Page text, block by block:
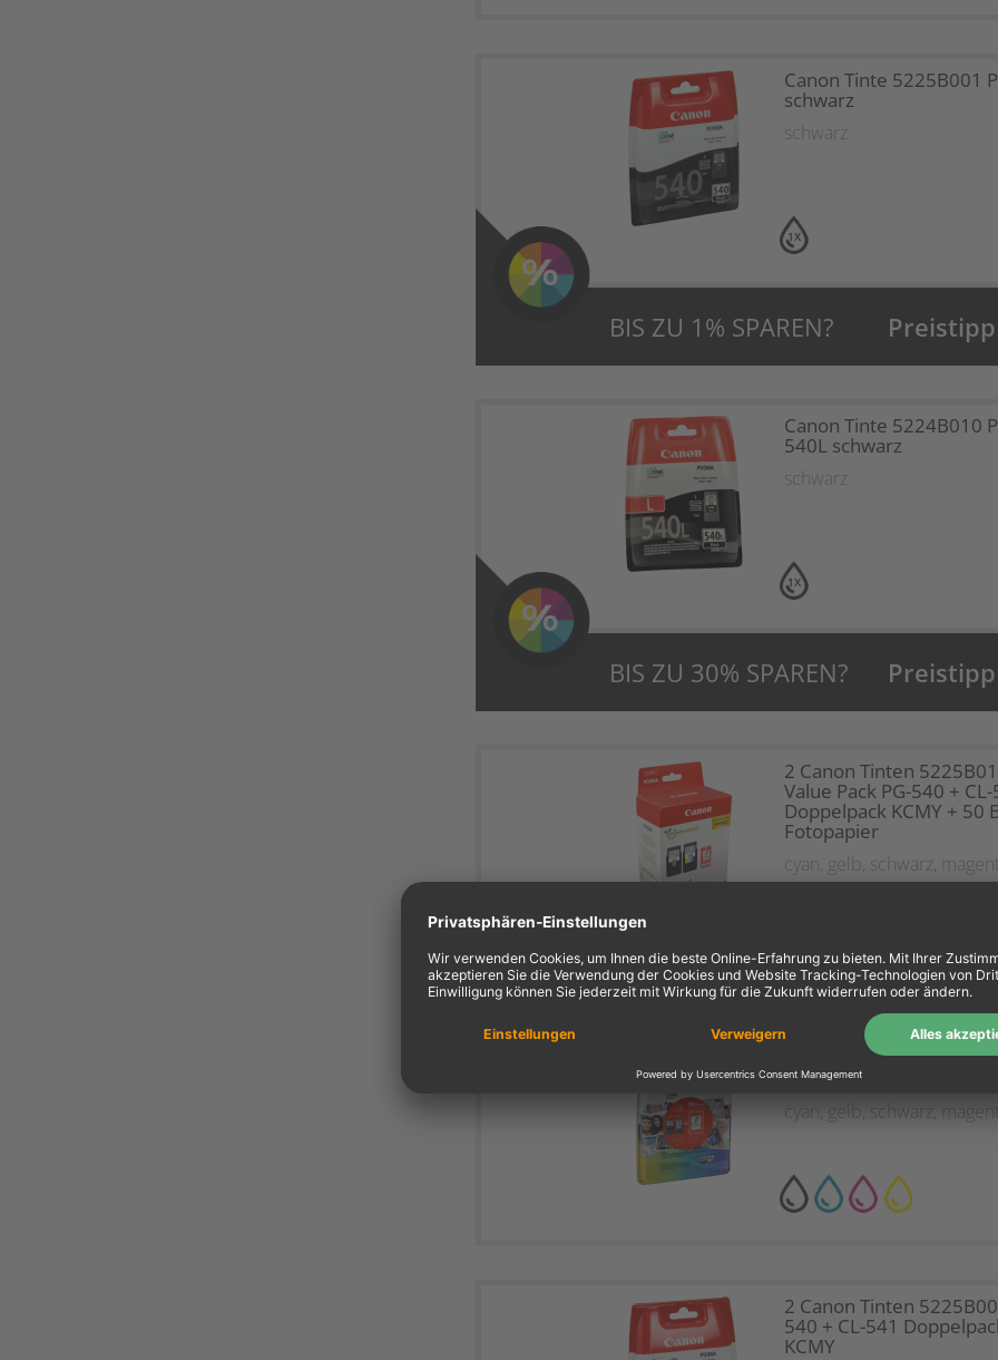
1X
Canon Tinte 5225B001
schwarz
schwarz
BIS ZU 1% SPAREN?
1X
Canon Tinte 5224B010
540L schwarz
schwarz
BIS ZU 30% SPAREN?
2 Canon Tinten
Value Pack PG-540 + CL-
Doppelpack KCMY + 50
Fotopapier
cyan, gelb, schwarz,
2 Canon Tinten
540L + CL-541XL
KCMY + Papier
cyan gelb schwarz
2 Canon Tinten
540 + CL-541
KCMY